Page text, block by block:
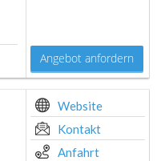
Angebot anfordern
Website
Kontakt
Anfahrt